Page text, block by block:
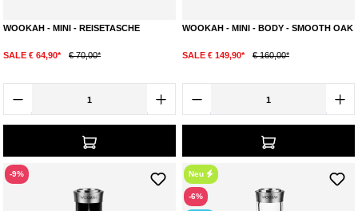
WOOKAH - MINI - REISETASCHE
SALE € 64,90* € 70,00*
WOOKAH - MINI - BODY - SMOOTH OAK
SALE € 149,90* € 160,00*
-9% Neu
-6%